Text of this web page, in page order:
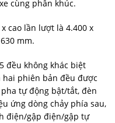
cùng phân khúc.
cao lần lượt là 4.400 x
mm.
đều không khác biệt
hai phiên bản đều được
tự động bật/tắt, đèn
ứng dòng chảy phía sau,
điện/gập điện/gập tự